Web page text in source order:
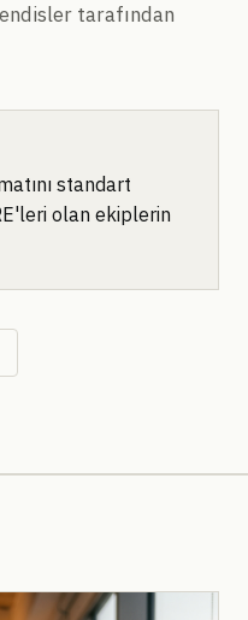
tarafından
standart
olan ekiplerin